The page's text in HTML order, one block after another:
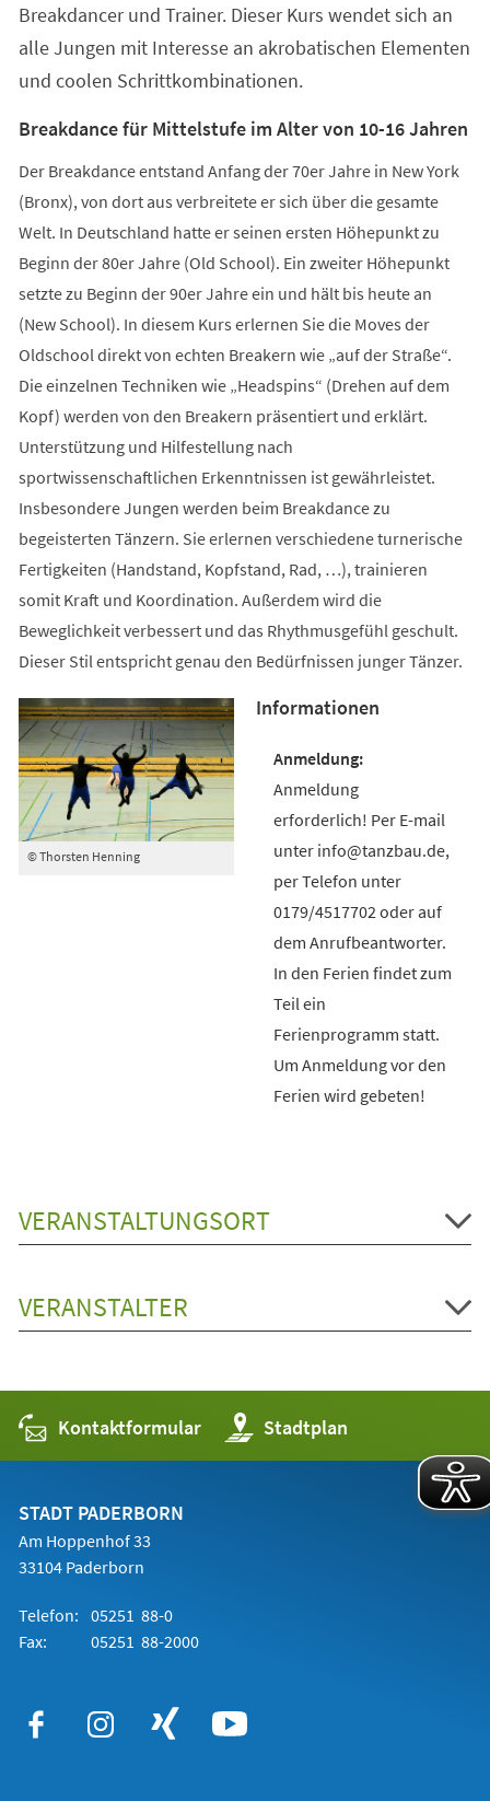
Breakdancer und Trainer. Dieser Kurs wendet sich an
alle Jungen mit Interesse an akrobatischen Elementen
und coolen Schrittkombinationen.
Breakdance für Mittelstufe im Alter von 10-16 Jahren
Der Breakdance entstand Anfang der 70er Jahre in New York
(Bronx), von dort aus verbreitete er sich über die gesamte
Welt. In Deutschland hatte er seinen ersten Höhepunkt zu
Beginn der 80er Jahre (Old School). Ein zweiter Höhepunkt
setzte zu Beginn der 90er Jahre ein und hält bis heute an
(New School). In diesem Kurs erlernen Sie die Moves der
Oldschool direkt von echten Breakern wie „auf der Straße“.
Die einzelnen Techniken wie „Headspins“ (Drehen auf dem
Kopf) werden von den Breakern präsentiert und erklärt.
Unterstützung und Hilfestellung nach
sportwissenschaftlichen Erkenntnissen ist gewährleistet.
Insbesondere Jungen werden beim Breakdance zu
begeisterten Tänzern. Sie erlernen verschiedene turnerische
Fertigkeiten (Handstand, Kopfstand, Rad, …), trainieren
somit Kraft und Koordination. Außerdem wird die
Beweglichkeit verbessert und das Rhythmusgefühl geschult.
Dieser Stil entspricht genau den Bedürfnissen junger Tänzer.
© Thorsten Henning
Informationen
Anmeldung
erforderlich! Per E-mail
unter info@tanzbau.de,
per Telefon unter
0179/4517702 oder auf
dem Anrufbeantworter.
In den Ferien findet zum
Teil ein
Ferienprogramm statt.
Um Anmeldung vor den
Ferien wird gebeten!
VERANSTALTUNGSORT
VERANSTALTER
Kontaktformular Stadtplan
(Öffnet
in
einem
STADT PADERBORN
Am Hoppenhof 33
33104 Paderborn
Telefon: 05251 88-0
Fax:
05251 88-2000